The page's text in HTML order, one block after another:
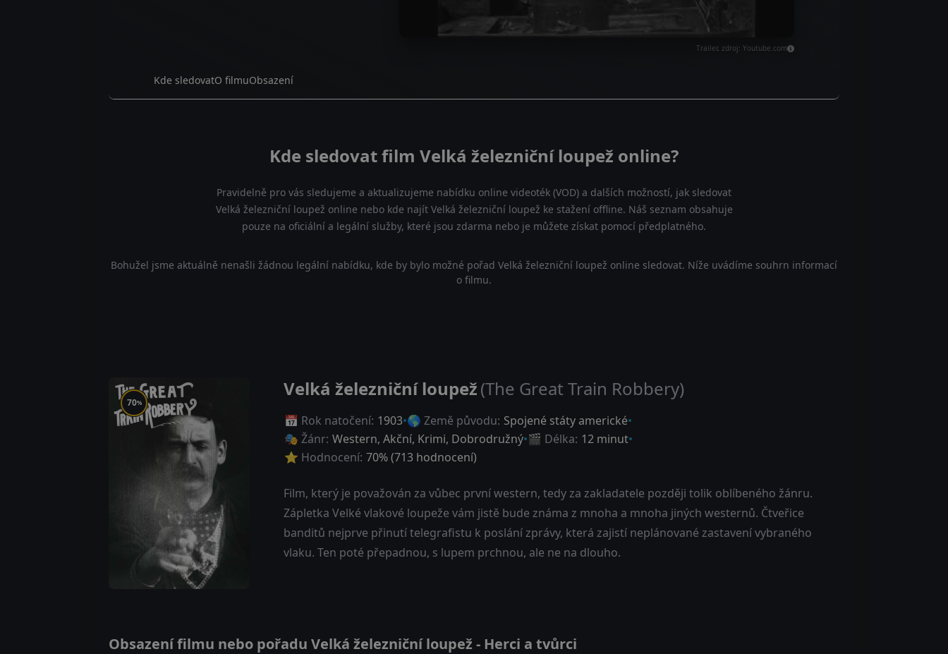
Trailer, zdroj: Youtube.com
Kde sledovatO filmuObsazení
Kde sledovat film Velká železniční loupež online?
Pravidelně pro vás sledujeme a aktualizujeme nabídku online videoték (VOD) a dalších možností, jak sledovat
Velká železniční loupež online nebo kde najít Velká železniční loupež ke stažení offline. Náš seznam obsahuje
pouze na oficiální a legální služby, které jsou zdarma nebo je můžete získat pomocí předplatného.
Bohužel jsme aktuálně nenašli žádnou legální nabídku, kde by bylo možné pořad Velká železniční loupež online sledovat. Níže uvádíme souhrn informací
o filmu.
70%
Velká železniční loupež(The Great Train Robbery)
📅 Rok natočení: 1903 🌎 Země původu: Spojené státy americké
🎭 Žánr: Western, Akční, Krimi, Dobrodružný 🎬 Délka: 12 minut
⭐ Hodnocení: 70% (713 hodnocení)
Film, který je považován za vůbec první western, tedy za zakladatele později tolik oblíbeného žánru.
Zápletka Velké vlakové loupeže vám jistě bude známa z mnoha a mnoha jiných westernů. Čtveřice
banditů nejprve přinutí telegrafistu k poslání zprávy, která zajistí neplánované zastavení vybraného
vlaku. Ten poté přepadnou, s lupem prchnou, ale ne na dlouho.
Obsazení filmu nebo pořadu Velká železniční loupež - Herci a tvůrci